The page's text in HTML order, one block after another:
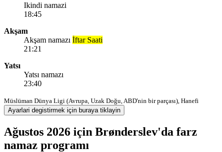
Ikindi namazi
18:45
Akşam
Akşam namazı İftar Saati
21:21
Yatsı
Yatsı namazı
23:40
Müslüman Dünya Ligi (Avrupa, Uzak Doğu, ABD'nin bir parçası), Hanefi
Ayarlari degistirmek için buraya tiklayin
Ağustos 2026 için Brønderslev'da farz
namaz programı